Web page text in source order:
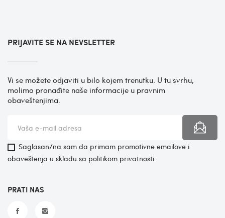
PRIJAVITE SE NA NEVSLETTER
Vi se možete odjaviti u bilo kojem trenutku. U tu svrhu,
molimo pronađite naše informacije u pravnim
obaveštenjima.
Saglasan/na sam da primam promotivne emailove i
obaveštenja u skladu sa politikom privatnosti.
PRATI NAS